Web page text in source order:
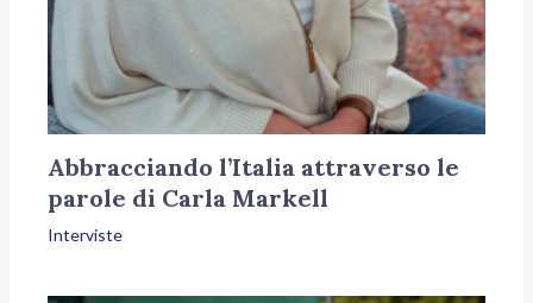
Abbracciando l’Italia attraverso le
parole di Carla Markell
Interviste